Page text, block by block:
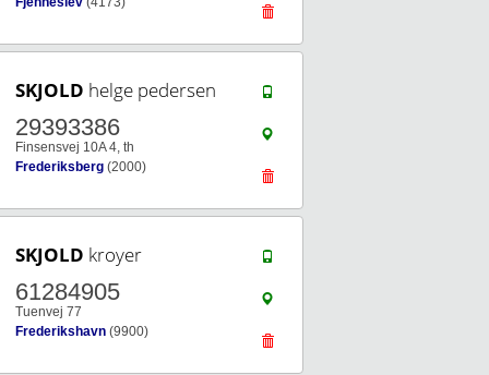
SKJOLD helge pedersen
29393386
Finsensvej 10A 4, th
Frederiksberg (2000)
SKJOLD kroyer
61284905
Tuenvej 77
Frederikshavn (9900)